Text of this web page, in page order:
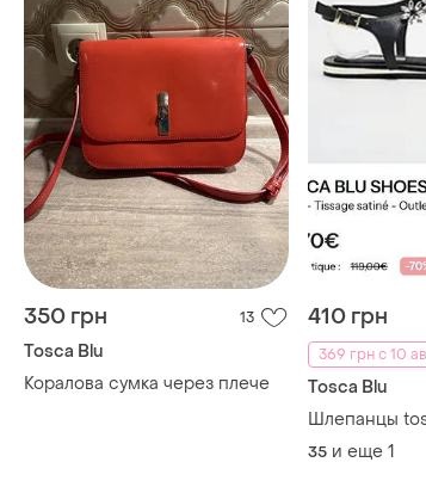
350 грн 13
Tosca Blu
Коралова сумка через плече
410 грн
369 грн с 10
Tosca Blu
Шлепанцы
35 и еще 1